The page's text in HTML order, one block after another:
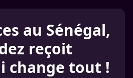
au Sénégal,
reçoit
change tout !